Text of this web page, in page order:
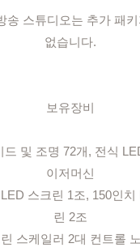
송 스튜디오는 추가 패
없습니다.
보유장비
드 및 조명 72개, 전식
이저머신
스크린 1조, 150인치
린 2조
스케일러 2대 컨트롤